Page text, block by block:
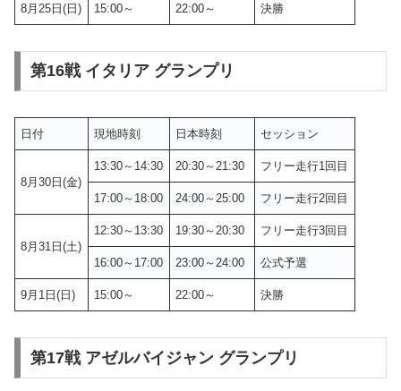
8月25日(日) 15:00～ 22:00～ 決勝
第16戦 イタリア グランプリ
日付 現地時刻 日本時刻 セッション
8月30日(金)
13:30～14:30 20:30～21:30 フリー走行1回目
17:00～18:00 24:00～25:00 フリー走行2回目
8月31日(土)
12:30～13:30 19:30～20:30 フリー走行3回目
16:00～17:00 23:00～24:00 公式予選
9月1日(日) 15:00～ 22:00～ 決勝
第17戦 アゼルバイジャン グランプリ